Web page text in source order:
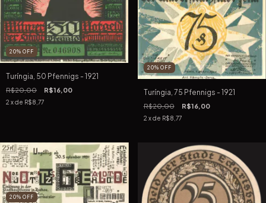
20% OFF
Turíngia, 50 Pfennigs - 1921
R$20,00 R$16,00
2 x de R$8,77
20% OFF
Turíngia, 75 Pfennigs - 1921
R$20,00 R$16,00
2 x de R$8,77
20% OFF